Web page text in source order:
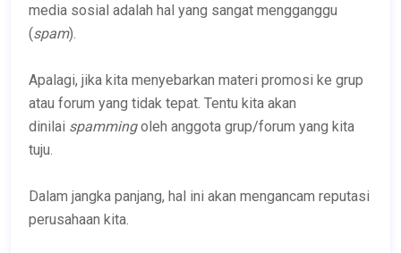
media sosial adalah hal yang sangat mengganggu
(spam).
Apalagi, jika kita menyebarkan materi promosi ke grup
atau forum yang tidak tepat. Tentu kita akan
dinilai spammingoleh anggota grup/forum yang kita
tuju.
Dalam jangka panjang, hal ini akan mengancam reputasi
perusahaan kita.